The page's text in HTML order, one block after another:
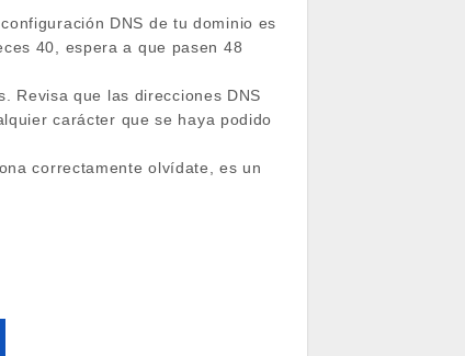
DNS de tu dominio es
40, espera a que pasen 48
Revisa que las direcciones DNS
carácter que se haya podido
correctamente olvídate, es un